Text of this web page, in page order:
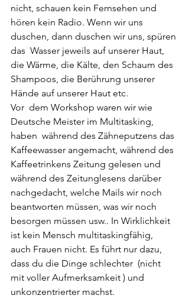
nicht, schauen kein Fernsehen und
hören kein Radio. Wenn wir uns
duschen, dann duschen wir uns, spüren
das  Wasser jeweils auf unserer Haut,
die Wärme, die Kälte, den Schaum des
Shampoos, die Berührung unserer
Hände auf unserer Haut etc.
Vor  dem Workshop waren wir wie
Deutsche Meister im Multitasking,
haben  während des Zähneputzens das
Kaffeewasser angemacht, während des
Kaffeetrinkens Zeitung gelesen und
während des Zeitunglesens darüber
nachgedacht, welche Mails wir noch
beantworten müssen, was wir noch
besorgen müssen usw.. In Wirklichkeit
ist kein Mensch multitaskingfähig,
auch Frauen nicht. Es führt nur dazu,
dass du die Dinge schlechter  (nicht
mit voller Aufmerksamkeit ) und
unkonzentrierter machst.